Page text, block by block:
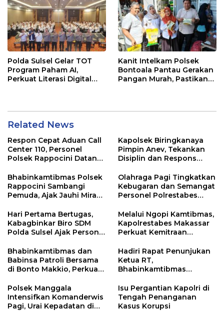
Polda Sulsel Gelar TOT
Program Paham AI,
Perkuat Literasi Digital
Kanit Intelkam Polsek
Bontoala Pantau Gerakan
Pangan Murah, Pastikan
Related News
Respon Cepat Aduan Call
Center 110, Personel
Polsek Rappocini Datangi
Kapolsek Biringkanaya
Pimpin Anev, Tekankan
Disiplin dan Respons
Masyarakat
Bhabinkamtibmas Polsek
Rappocini Sambangi
Pemuda, Ajak Jauhi Miras,
Olahraga Pagi Tingkatkan
Kebugaran dan Semangat
Personel Polrestabes
Hari Pertama Bertugas,
Kabagbinkar Biro SDM
Polda Sulsel Ajak Personel
Kebersihan
Melalui Ngopi Kamtibmas,
Kapolrestabes Makassar
Perkuat Kemitraan
Bhabinkamtibmas dan
Babinsa Patroli Bersama
di Bonto Makkio, Perkuat
Hadiri Rapat Penunjukan
Ketua RT,
Bhabinkamtibmas
Pentingnya Sinergi
dengan Warga
Polsek Manggala
Intensifkan Komanderwis
Pagi, Urai Kepadatan di
Isu Pergantian Kapolri di
Tengah Penanganan
Kasus Korupsi